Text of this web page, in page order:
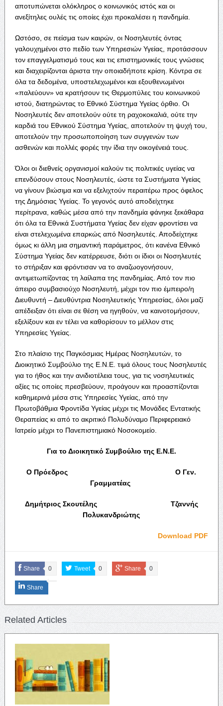
αποτυπώνεται ολόκληρος ο κοινωνικός ιστός και οι
ανεξίτηλες ουλές τις οποίες έχει προκαλέσει η πανδημία.
Ωστόσο, σε πείσμα των καιρών, οι Νοσηλευτές όντας
γαλουχημένοι στο πεδίο των Υπηρεσιών Υγείας, προτάσσουν
τον επαγγελματισμό τους και τις επιστημονικές τους γνώσεις
και διαχειρίζονται άριστα την οποιαδήποτε κρίση. Κόντρα σε
όλα τα δεδομένα, υποστελεχωμένοι και εξουθενωμένοι
«παλεύουν» να κρατήσουν τις Θερμοπύλες του κοινωνικού
ιστού, διατηρώντας το Εθνικό Σύστημα Υγείας όρθιο. Οι
Νοσηλευτές δεν αποτελούν ούτε τη ραχοκοκαλιά, ούτε την
καρδιά του Εθνικού Σύστημα Υγείας, αποτελούν τη ψυχή του,
αποτελούν την προσωποποίηση των συγγενών των
ασθενών και πολλές φορές την ίδια την οικογένειά τους.
Όλοι οι διεθνείς οργανισμοί καλούν τις πολιτικές υγείας να
επενδύσουν στους Νοσηλευτές, ώστε τα Συστήματα Υγείας
να γίνουν βιώσιμα και να εξελιχτούν περαιτέρω προς όφελος
της Δημόσιας Υγείας. Το γεγονός αυτό αποδείχτηκε
περίτρανα, καθώς μέσα από την πανδημία φάνηκε ξεκάθαρα
ότι όλα τα Εθνικά Συστήματα Υγείας δεν είχαν φροντίσει να
είναι στελεχωμένα επαρκώς από Νοσηλευτές. Αποδείχτηκε
όμως κι άλλη μια σημαντική παράμετρος, ότι κανένα Εθνικό
Σύστημα Υγείας δεν κατέρρευσε, διότι οι ίδιοι οι Νοσηλευτές
το στήριξαν και φρόντισαν να το αναζωογονήσουν,
αντιμετωπίζοντας τη λαίλαπα της πανδημίας. Από τον πιο
άπειρο συμβασιούχο Νοσηλευτή, μέχρι τον πιο έμπειρο/η
Διευθυντή – Διευθύντρια Νοσηλευτικής Υπηρεσίας, όλοι μαζί
απέδειξαν ότι είναι σε θέση να ηγηθούν, να καινοτομήσουν,
εξελίξουν και εν τέλει να καθορίσουν το μέλλον στις
Υπηρεσίες Υγείας.
Στο πλαίσιο της Παγκόσμιας Ημέρας Νοσηλευτών, το
Διοικητικό Συμβούλιο της Ε.Ν.Ε. τιμά όλους τους Νοσηλευτές
για το ήθος και την ανιδιοτέλεια τους, για τις νοσηλευτικές
αξίες τις οποίες πρεσβεύουν, προάγουν και προασπίζονται
καθημερινά μέσα στις Υπηρεσίες Υγείας, από την
Πρωτοβάθμια Φροντίδα Υγείας μέχρι τις Μονάδες Εντατικής
Θεραπείας κι από το ακριτικό Πολυδύναμο Περιφερειακό
Ιατρείο μέχρι το Πανεπιστημιακό Νοσοκομείο.
Για το Διοικητικό Συμβούλιο της Ε.Ν.Ε.
Ο Πρόεδρος Ο Γεν.
Γραμματέας
Δημήτριος Σκουτέλης Τζαννής
Πολυκανδριώτης
Download PDF
Share 0 Tweet 0 Share 0
Share
Related Articles